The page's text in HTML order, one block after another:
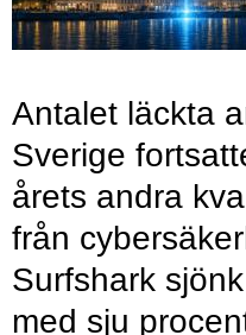
Antalet läckta
Sverige
årets andra
från
Surfshark
med sju